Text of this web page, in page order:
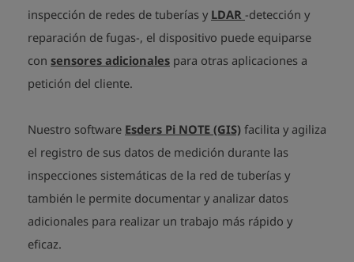
inspección de redes de tuberías y LDAR -detección y
reparación de fugas-, el dispositivo puede equiparse
con sensores adicionales para otras aplicaciones a
petición del cliente.
Nuestro software Esders Pi NOTE (GIS) facilita y agiliza
el registro de sus datos de medición durante las
inspecciones sistemáticas de la red de tuberías y
también le permite documentar y analizar datos
adicionales para realizar un trabajo más rápido y
eficaz.